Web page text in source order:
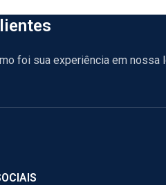
foi sua experiência em nossa